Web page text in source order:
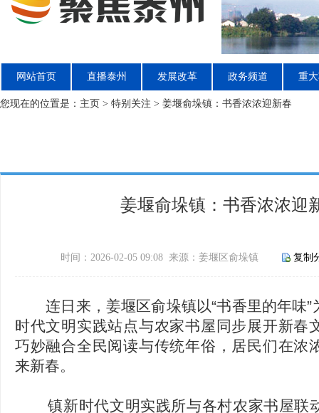
网站首页 直播泰州 发展改革 政务频道 重
您现在的位置是： 主页 > 特别关注 > 姜堰俞垛镇：书香浓浓迎新春
姜堰俞垛镇：书香浓浓迎
时间：2026-02-05 09:08 来源：姜堰区俞垛镇 复制
连日来，姜堰区俞垛镇以“书香里的年味”
时代文明实践站点与农家书屋同步展开新春
巧妙融合全民阅读与传统年俗，居民们在浓
来新春。
镇新时代文明实践所与各村农家书屋联